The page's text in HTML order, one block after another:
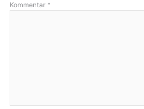
Kommentar *